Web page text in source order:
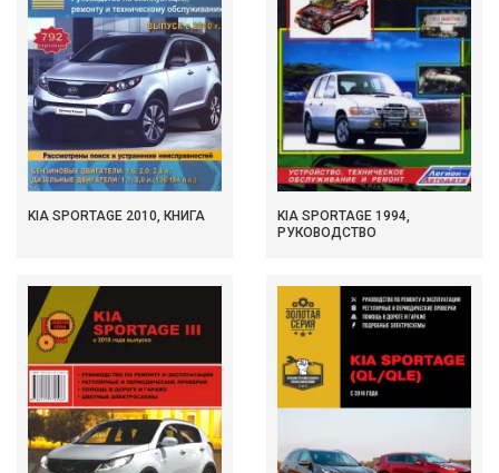
KIA SPORTAGE 2010, КНИГА
KIA SPORTAGE 1994,
РУКОВОДСТВО